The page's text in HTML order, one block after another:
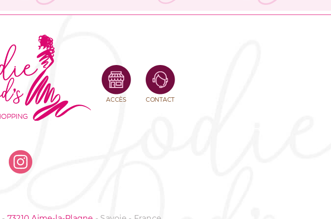
ACCÈS CONTACT